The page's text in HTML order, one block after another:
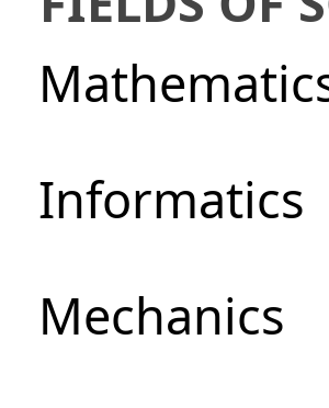
Informatics
Mechanics